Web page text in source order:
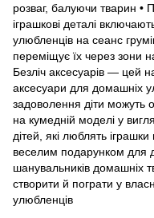
розваг, балуючи тварин •
іграшкові деталі
улюбленців на сеанс
переміщує їх через зони
Безліч аксесуарів — цей
аксесуари для домашніх
задоволення діти можуть
на кумедній моделі у
дітей, які люблять
веселим подарунком для
шанувальників домашніх
створити й пограти у
улюбленців